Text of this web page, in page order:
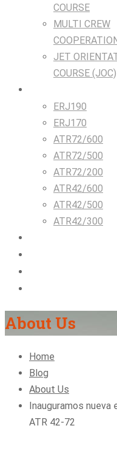
COURSE
MULTI CREW
JET
COURSE (JOC)
ERJ190
ERJ170
ATR72/600
ATR72/500
ATR72/200
ATR42/600
ATR42/500
ATR42/300
About Us
Home
Blog
About Us
Inauguramos
ATR 42-72